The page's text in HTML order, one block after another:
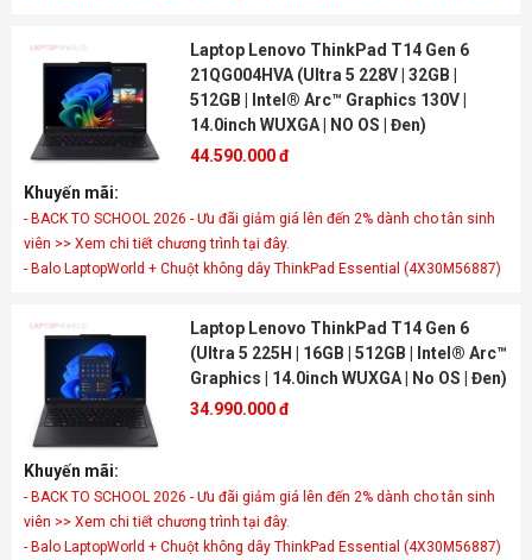
Laptop Lenovo ThinkPad T14 Gen 6
21QG004HVA (Ultra 5 228V | 32GB |
512GB | Intel® Arc™ Graphics 130V |
14.0inch WUXGA | NO OS | Đen)
44.590.000 đ
Khuyến mãi:
- BACK TO SCHOOL 2026 - Ưu đãi giảm giá lên đến 2% dành cho tân sinh
viên >> Xem chi tiết chương trình tại đây.
- Balo LaptopWorld + Chuột không dây ThinkPad Essential (4X30M56887)
Laptop Lenovo ThinkPad T14 Gen 6
(Ultra 5 225H | 16GB | 512GB | Intel® Arc™
Graphics | 14.0inch WUXGA | No OS | Đen)
34.990.000 đ
Khuyến mãi:
- BACK TO SCHOOL 2026 - Ưu đãi giảm giá lên đến 2% dành cho tân sinh
viên >> Xem chi tiết chương trình tại đây.
- Balo LaptopWorld + Chuột không dây ThinkPad Essential (4X30M56887)